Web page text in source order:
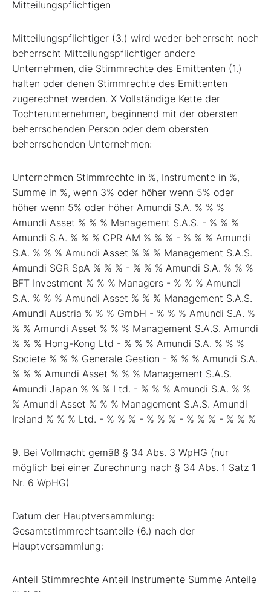
Mitteilungspflichtigen
Mitteilungspflichtiger (3.) wird weder beherrscht noch
beherrscht Mitteilungspflichtiger andere
Unternehmen, die Stimmrechte des Emittenten (1.)
halten oder denen Stimmrechte des Emittenten
zugerechnet werden. X Vollständige Kette der
Tochterunternehmen, beginnend mit der obersten
beherrschenden Person oder dem obersten
beherrschenden Unternehmen:
Unternehmen Stimmrechte in %, Instrumente in %,
Summe in %, wenn 3% oder höher wenn 5% oder
höher wenn 5% oder höher Amundi S.A. % % %
Amundi Asset % % % Management S.A.S. - % % %
Amundi S.A. % % % CPR AM % % % - % % % Amundi
S.A. % % % Amundi Asset % % % Management S.A.S.
Amundi SGR SpA % % % - % % % Amundi S.A. % % %
BFT Investment % % % Managers - % % % Amundi
S.A. % % % Amundi Asset % % % Management S.A.S.
Amundi Austria % % % GmbH - % % % Amundi S.A. %
% % Amundi Asset % % % Management S.A.S. Amundi
% % % Hong-Kong Ltd - % % % Amundi S.A. % % %
Societe % % % Generale Gestion - % % % Amundi S.A.
% % % Amundi Asset % % % Management S.A.S.
Amundi Japan % % % Ltd. - % % % Amundi S.A. % %
% Amundi Asset % % % Management S.A.S. Amundi
Ireland % % % Ltd. - % % % - % % % - % % % - % % %
9. Bei Vollmacht gemäß § 34 Abs. 3 WpHG (nur
möglich bei einer Zurechnung nach § 34 Abs. 1 Satz 1
Nr. 6 WpHG)
Datum der Hauptversammlung:
Gesamtstimmrechtsanteile (6.) nach der
Hauptversammlung:
Anteil Stimmrechte Anteil Instrumente Summe Anteile